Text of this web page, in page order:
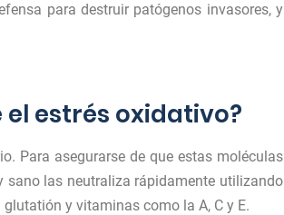
para destruir patógenos invasores, y
estrés oxidativo?
Para asegurarse de que estas moléculas
las neutraliza rápidamente utilizando
y vitaminas como la A, C y E.